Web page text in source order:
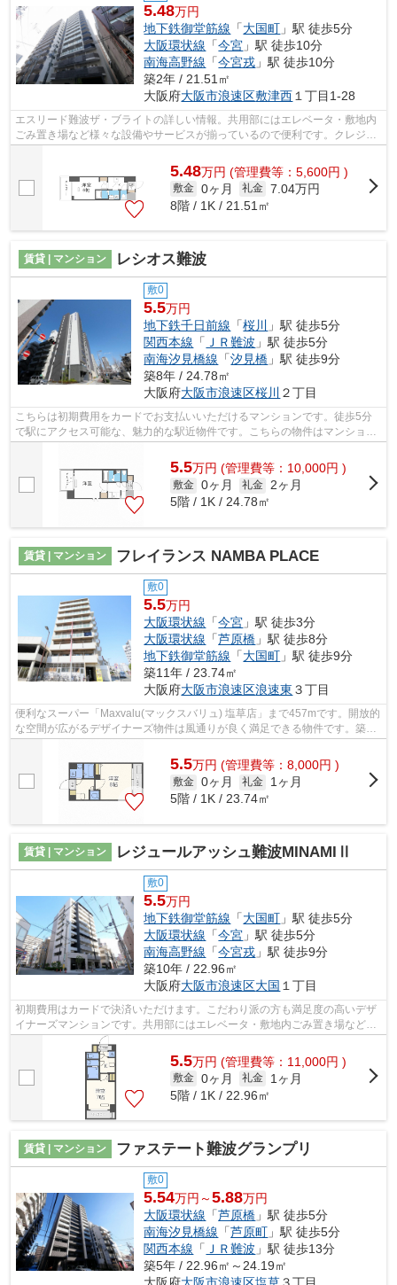
5.48万円
地下鉄御堂筋線 「大国町 」駅 徒歩5分
大阪環状線 「今宮 」駅 徒歩10分
南海高野線 「今宮戎 」駅 徒歩10分
築2年 / 21.51㎡
大阪府大阪市浪速区敷津西 １丁目1-28
エスリード難波ザ・ブライトの詳しい情報。共用部にはエレベータ・敷地内
ごみ置き場など様々な設備やサービスが揃っているので便利です。クレジッ
5.48万円 (管理費等：5,600円 )
敷金 0ヶ月 礼金 7.04万円
8階 / 1K / 21.51㎡
賃貸 | マンション レシオス難波
敷0
5.5万円
地下鉄千日前線 「桜川
」駅 徒歩5分
関西本線 「 ＪＲ難波 」駅 徒歩5分
南海汐見橋線 「汐見橋 」駅 徒歩9分
築8年 / 24.78㎡
大阪府大阪市浪速区桜川 ２丁目
こちらは初期費用をカードでお支払いいただけるマンションです。徒歩5分
で駅にアクセス可能な、魅力的な駅近物件です。こちらの物件はマンション
です。あると使い勝手がよく利便性が高...
5.5万円 (管理費等：10,000円 )
敷金 0ヶ月 礼金 2ヶ月
5階 / 1K / 24.78㎡
賃貸 | マンション フレイランス NAMBA PLACE
敷0
5.5万円
大阪環状線 「今宮 」駅 徒歩3分
大阪環状線 「芦原橋 」駅 徒歩8分
地下鉄御堂筋線 「大国町 」駅 徒歩9分
築11年 / 23.74㎡
大阪府大阪市浪速区浪速東 ３丁目
便利なスーパー「Maxvalu(マックスバリュ) 塩草店」まで457mです。開放的
な空間が広がるデザイナーズ物件は風通りが良く満足できる物件です。築7
年の設備が充実した物件となっています...
5.5万円 (管理費等：8,000円 )
敷金 0ヶ月 礼金
1ヶ月
5階 / 1K / 23.74㎡
賃貸 | マンション レジュールアッシュ難波MINAMIⅡ
敷0
5.5万円
地下鉄御堂筋線 「大国町 」駅 徒歩5分
大阪環状線 「今宮 」駅 徒歩5分
南海高野線 「今宮戎 」駅 徒歩9分
築10年 / 22.96㎡
大阪府大阪市浪速区大国 １丁目
初期費用はカードで決済いただけます。こだわり派の方も満足度の高いデザ
イナーズマンションです。共用部にはエレベータ・敷地内ごみ置き場などが
揃っており、とても充実しています。...
5.5万円 (管理費等：11,000円 )
敷金 0ヶ月 礼金
1ヶ月
5階 / 1K / 22.96㎡
賃貸 | マンション ファステート難波グランプリ
敷0
5.54万円～5.88万円
大阪環状線 「芦原橋 」駅 徒歩5分
南海汐見橋線 「芦原町 」駅 徒歩5分
関西本線 「 ＪＲ難波 」駅 徒歩13分
築5年 / 22.96㎡～24.19㎡